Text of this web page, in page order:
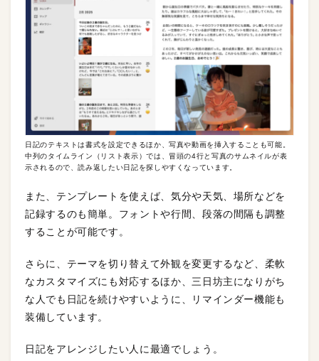
日記のテキストは書式を設定できるほか、写真や動画を挿入することも可能。
中列のタイムライン（リスト表示）では、冒頭の4行と写真のサムネイルが表
示されるので、読み返したい日記を探しやすくなっています。
また、テンプレートを使えば、気分や天気、場所などを
記録するのも簡単。フォントや行間、段落の間隔も調整
することが可能です。
さらに、テーマを切り替えて外観を変更するなど、柔軟
なカスタマイズにも対応するほか、三日坊主になりがち
な人でも日記を続けやすいように、リマインダー機能も
装備しています。
日記をアレンジしたい人に最適でしょう。